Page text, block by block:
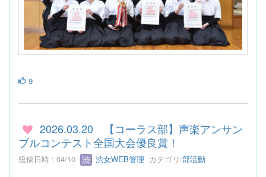
9
2026.03.20 【コーラス部】声楽アンサン
ブルコンテスト全国大会優良賞！
投稿日時 : 04/10 渋女WEB管理 カテゴリ:部活動